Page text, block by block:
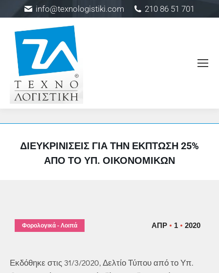
info@texnologistiki.com 210 86 51 701
ΔΙΕΥΚΡΙΝΊΣΕΙΣ ΓΙΑ ΤΗΝ ΈΚΠΤΩΣΗ 25%
ΑΠΌ ΤΟ ΥΠ. ΟΙΚΟΝΟΜΙΚΏΝ
ΑΠΡ 1 2020
Φορολογικά - Λοιπά
Εκδόθηκε στις 31/3/2020, Δελτίο Τύπου από το Υπ.